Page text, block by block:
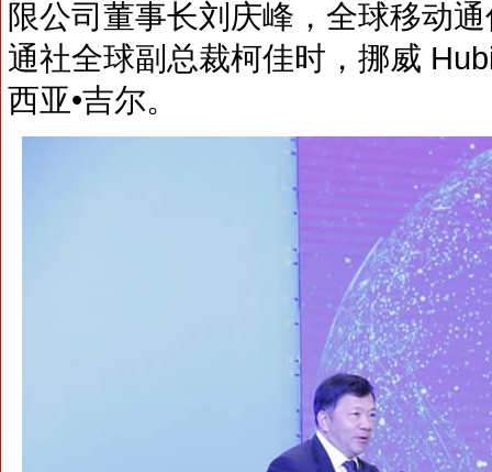
限公司董事长刘庆峰，全球移动
通社全球副总裁柯佳时，挪威
西亚•吉尔。